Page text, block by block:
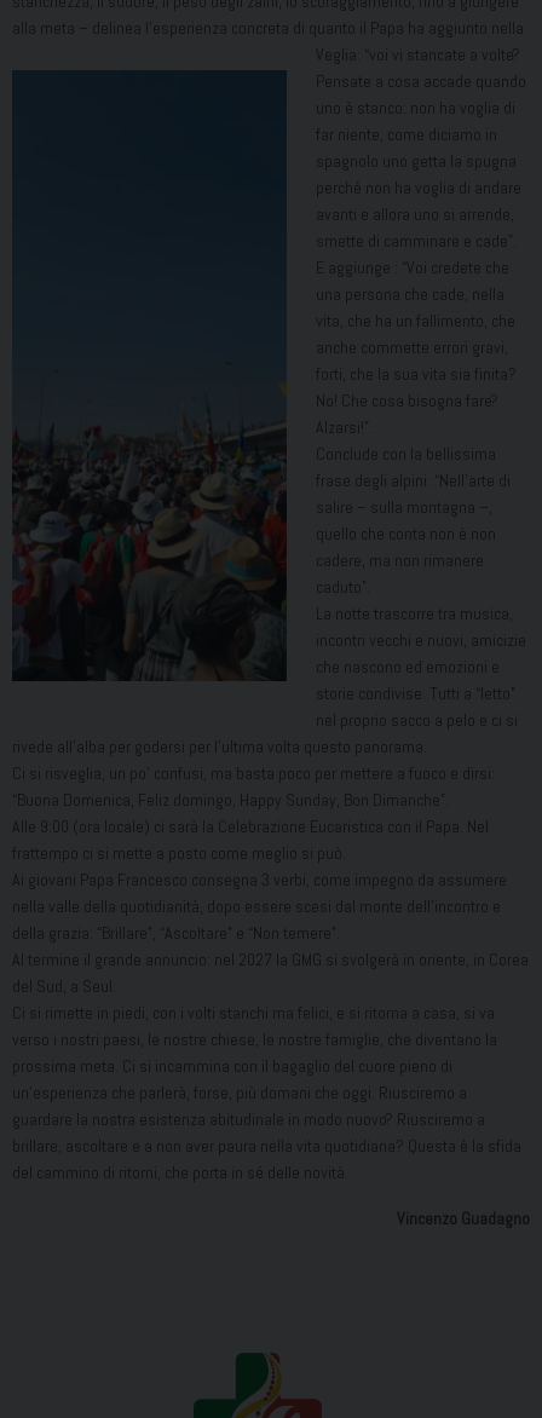
alla meta – delinea l’esperienza concreta di quanto il Papa ha aggiunto nella
Veglia: “voi vi stancate a volte?
Pensate a cosa accade quando
uno è stanco: non ha voglia di
far niente, come diciamo in
spagnolo uno getta la spugna
perché non ha voglia di andare
avanti e allora uno si arrende,
smette di camminare e cade”.
E aggiunge : “Voi credete che
una persona che cade, nella
vita, che ha un fallimento, che
anche commette errori gravi,
forti, che la sua vita sia finita?
No! Che cosa bisogna fare?
Alzarsi!”.
Conclude con la bellissima
frase degli alpini: “Nell’arte di
salire – sulla montagna –,
quello che conta non è non
cadere, ma non rimanere
caduto”.
La notte trascorre tra musica,
incontri vecchi e nuovi, amicizie
che nascono ed emozioni e
storie condivise. Tutti a “letto”
nel proprio sacco a pelo e ci si
rivede all’alba per godersi per l’ultima volta questo panorama.
Ci si risveglia, un po’ confusi, ma basta poco per mettere a fuoco e dirsi:
“Buona Domenica, Feliz domingo, Happy Sunday, Bon Dimanche”.
Alle 9:00 (ora locale) ci sarà la Celebrazione Eucaristica con il Papa. Nel
frattempo ci si mette a posto come meglio si può.
Ai giovani Papa Francesco consegna 3 verbi, come impegno da assumere
nella valle della quotidianità, dopo essere scesi dal monte dell’incontro e
della grazia: “Brillare”, “Ascoltare” e “Non temere”.
Al termine il grande annuncio: nel 2027 la GMG si svolgerà in oriente, in Corea
del Sud, a Seul.
Ci si rimette in piedi, con i volti stanchi ma felici, e si ritorna a casa, si va
verso i nostri paesi, le nostre chiese, le nostre famiglie, che diventano la
prossima meta. Ci si incammina con il bagaglio del cuore pieno di
un’esperienza che parlerà, forse, più domani che oggi. Riusciremo a
guardare la nostra esistenza abitudinale in modo nuovo? Riusciremo a
brillare, ascoltare e a non aver paura nella vita quotidiana? Questa è la sfida
del cammino di ritorni, che porta in sé delle novità.
Vincenzo Guadagno